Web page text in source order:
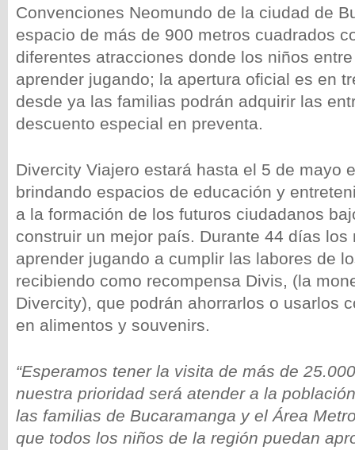
Convenciones Neomundo de la ciudad de
espacio de más de 900 metros cuadrados
diferentes atracciones donde los niños
aprender jugando; la apertura oficial es en
desde ya las familias podrán adquirir las
descuento especial en preventa.
Divercity Viajero estará hasta el 5 de mayo
brindando espacios de educación y
a la formación de los futuros ciudadanos
construir un mejor país. Durante 44 días los
aprender jugando a cumplir las labores de
recibiendo como recompensa Divis, (la
Divercity), que podrán ahorrarlos o usarlos
en alimentos y souvenirs.
“Esperamos tener la visita de más de
nuestra prioridad será atender a la
las familias de Bucaramanga y el Área
que todos los niños de la región puedan
wp-
wp-